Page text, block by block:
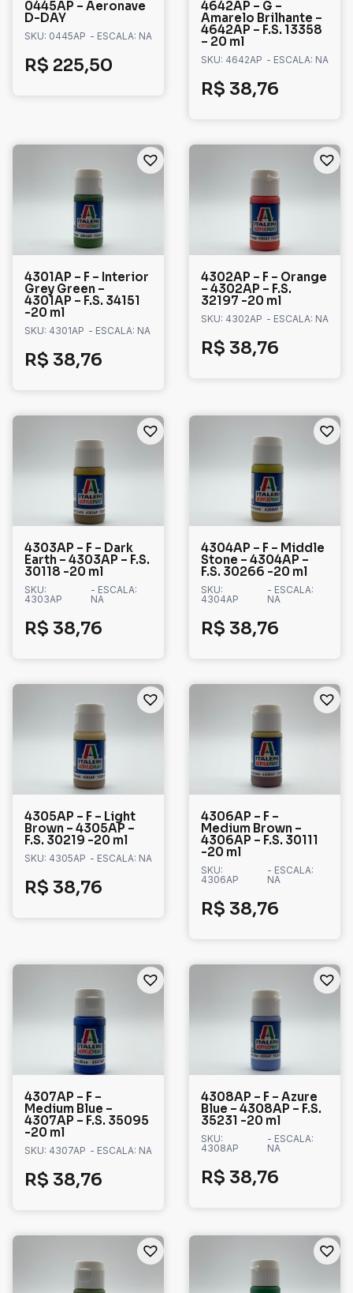
0445AP – Aeronave
D-DAY
SKU: 0445AP - ESCALA: NA
R$ 225,50
4642AP – G –
Amarelo Brilhante –
4642AP – F.S. 13358
– 20 ml
SKU: 4642AP - ESCALA: NA
R$ 38,76
4301AP – F – Interior
Grey Green –
4301AP – F.S. 34151
-20 ml
SKU: 4301AP - ESCALA: NA
R$ 38,76
4302AP – F – Orange
– 4302AP – F.S.
32197 -20 ml
SKU: 4302AP - ESCALA: NA
R$ 38,76
4303AP – F – Dark
Earth – 4303AP – F.S.
30118 -20 ml
SKU:
4303AP
- ESCALA:
NA
R$ 38,76
4304AP – F – Middle
Stone – 4304AP –
F.S. 30266 -20 ml
SKU:
4304AP
- ESCALA:
NA
R$ 38,76
4305AP – F – Light
Brown – 4305AP –
F.S. 30219 -20 ml
SKU: 4305AP - ESCALA: NA
R$ 38,76
4306AP – F –
Medium Brown –
4306AP – F.S. 30111
-20 ml
SKU:
4306AP
- ESCALA:
NA
R$ 38,76
4307AP – F –
Medium Blue –
4307AP – F.S. 35095
-20 ml
SKU: 4307AP - ESCALA: NA
R$ 38,76
4308AP – F – Azure
Blue – 4308AP – F.S.
35231 -20 ml
SKU:
4308AP
- ESCALA:
NA
R$ 38,76